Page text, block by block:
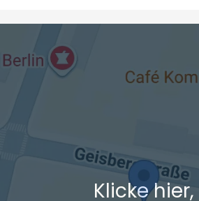
Verkehrsdaten eines typischen Dienstag
Klicke hier,